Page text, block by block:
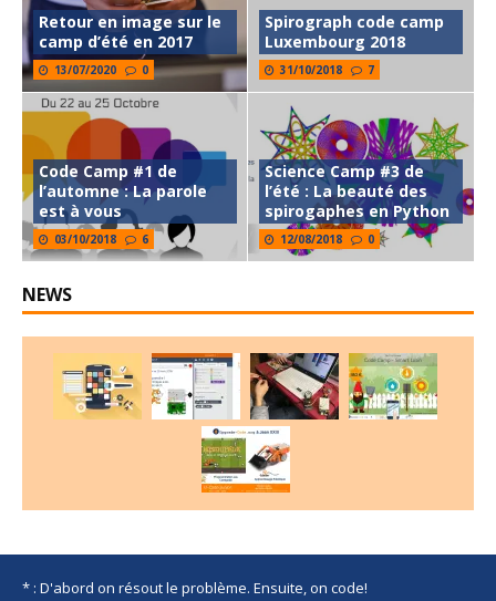
Retour en image sur le
camp d’été en 2017
13/07/2020 0
Spirograph code camp
Luxembourg 2018
31/10/2018 7
Code Camp #1 de
l’automne : La parole
est à vous
03/10/2018 6
Science Camp #3 de
l’été : La beauté des
spirogaphes en Python
12/08/2018 0
NEWS
* : D'abord on résout le problème. Ensuite, on code!